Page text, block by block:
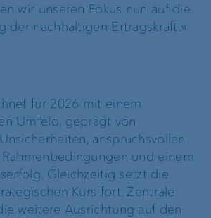
wir unseren Fokus nun auf die
der nachhaltigen Ertragskraft.»
für 2026 mit einem
Umfeld, geprägt von
anspruchsvollen
und einem
Gleichzeitig setzt die
Kurs fort. Zentrale
weitere Ausrichtung auf den